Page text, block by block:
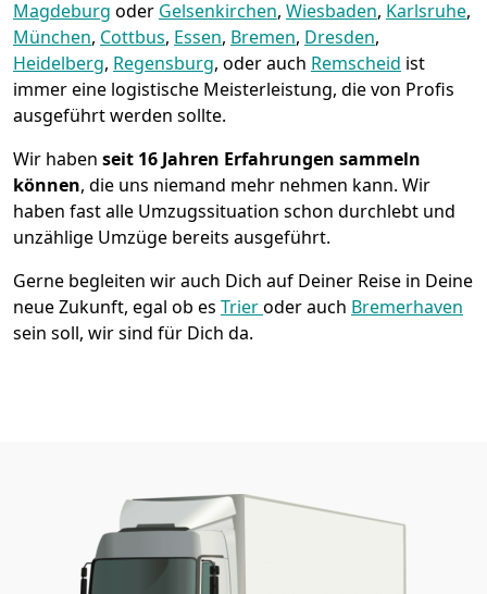
Magdeburg oder Gelsenkirchen, Wiesbaden, Karlsruhe,
München, Cottbus, Essen, Bremen, Dresden,
Heidelberg, Regensburg, oder auch Remscheid ist
immer eine logistische Meisterleistung, die von Profis
ausgeführt werden sollte.
Wir haben seit 16 Jahren Erfahrungen sammeln
können, die uns niemand mehr nehmen kann. Wir
haben fast alle Umzugssituation schon durchlebt und
unzählige Umzüge bereits ausgeführt.
Gerne begleiten wir auch Dich auf Deiner Reise in Deine
neue Zukunft, egal ob es Trieroder auch Bremer­haven
sein soll, wir sind für Dich da.